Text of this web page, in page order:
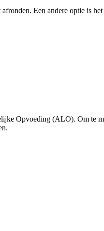
Een andere optie is
Opvoeding (ALO). Om te